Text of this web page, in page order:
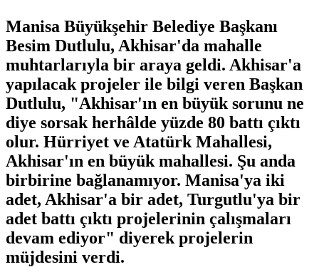
Manisa Büyükşehir Belediye Başkanı
Besim Dutlulu, Akhisar'da mahalle
muhtarlarıyla bir araya geldi. Akhisar'a
yapılacak projeler ile bilgi veren Başkan
Dutlulu, "Akhisar'ın en büyük sorunu ne
diye sorsak herhâlde yüzde 80 battı çıktı
olur. Hürriyet ve Atatürk Mahallesi,
Akhisar'ın en büyük mahallesi. Şu anda
birbirine bağlanamıyor. Manisa'ya iki
adet, Akhisar'a bir adet, Turgutlu'ya bir
adet battı çıktı projelerinin çalışmaları
devam ediyor" diyerek projelerin
müjdesini verdi.